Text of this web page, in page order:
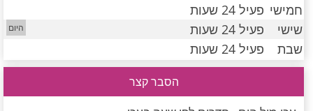
חמישי פעיל 24 שעות
שישי
פעיל 24 שעות
שבת
פעיל 24 שעות
הסבר קצר